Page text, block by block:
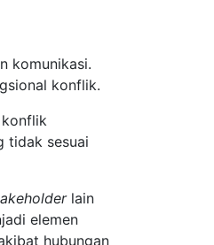
komunikasi.
konflik.
konflik
tidak sesuai
lain
elemen
hubungan